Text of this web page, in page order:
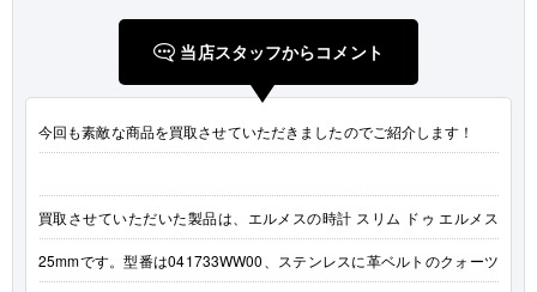
当店スタッフからコメント
今回も素敵な商品を買取させていただきましたのでご紹介します！
買取させていただいた製品は、エルメスの時計 スリム ドゥ エルメス
25mmです。型番は041733WW00、ステンレスに革ベルトのクォーツ